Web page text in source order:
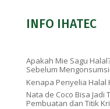
INFO IHATEC
Apakah Mie Sagu
Sebelum
Kenapa Penyelia Halal
Nata de Coco Bisa Jadi
Pembuatan dan Titik